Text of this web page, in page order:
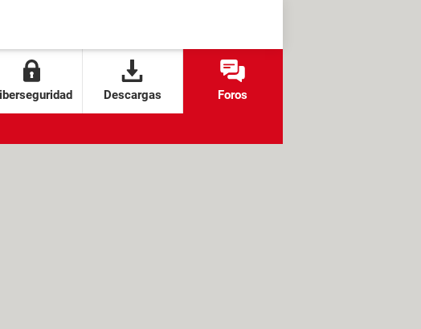
Descargas Foros